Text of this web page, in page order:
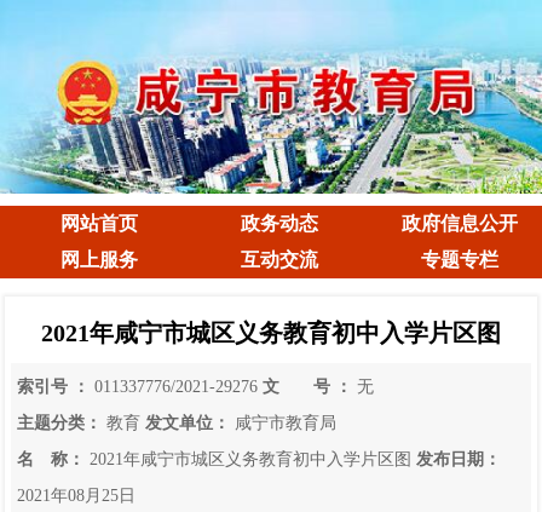
网站首页 政务动态
政府信息公开
网上服务
互动交流 专题专栏
2021年咸宁市城区义务教育初中入学片区图
索引号 ： 011337776/2021-29276 文 号 ：
无
主题分类：
教育 发文单位：
咸宁市教育局
名 称：
2021年咸宁市城区义务教育初中入学片区图 发布日期：
2021年08月25日